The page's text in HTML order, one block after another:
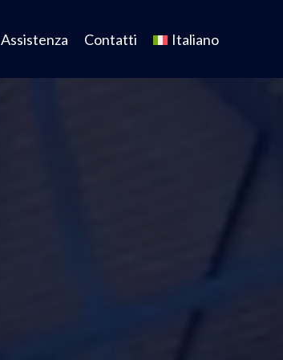
Assistenza Contatti Italiano